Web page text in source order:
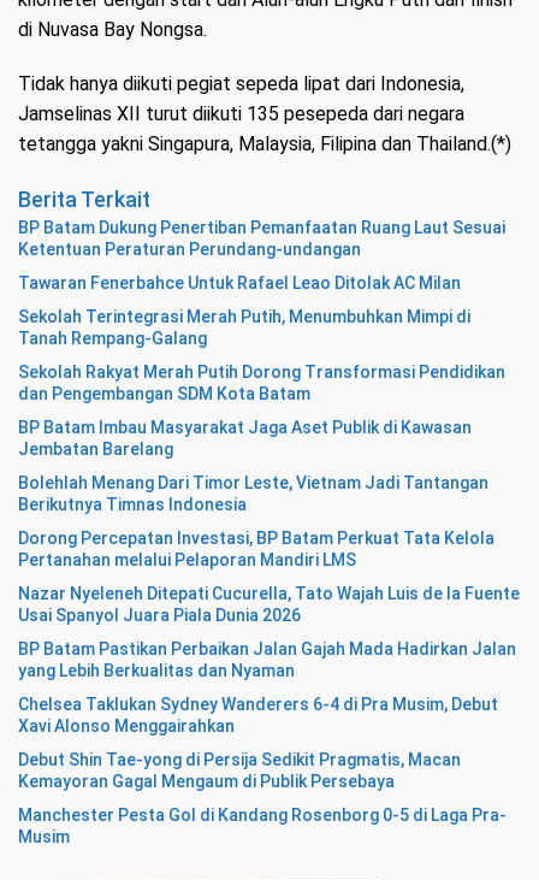
di Nuvasa Bay Nongsa.
Tidak hanya diikuti pegiat sepeda lipat dari Indonesia,
Jamselinas XII turut diikuti 135 pesepeda dari negara
tetangga yakni Singapura, Malaysia, Filipina dan Thailand.(*)
Berita Terkait
BP Batam Dukung Penertiban Pemanfaatan Ruang Laut Sesuai
Ketentuan Peraturan Perundang-undangan
Tawaran Fenerbahce Untuk Rafael Leao Ditolak AC Milan
Sekolah Terintegrasi Merah Putih, Menumbuhkan Mimpi di
Tanah Rempang-Galang
Sekolah Rakyat Merah Putih Dorong Transformasi Pendidikan
dan Pengembangan SDM Kota Batam
BP Batam Imbau Masyarakat Jaga Aset Publik di Kawasan
Jembatan Barelang
Bolehlah Menang Dari Timor Leste, Vietnam Jadi Tantangan
Berikutnya Timnas Indonesia
Dorong Percepatan Investasi, BP Batam Perkuat Tata Kelola
Pertanahan melalui Pelaporan Mandiri LMS
Nazar Nyeleneh Ditepati Cucurella, Tato Wajah Luis de la Fuente
Usai Spanyol Juara Piala Dunia 2026
BP Batam Pastikan Perbaikan Jalan Gajah Mada Hadirkan Jalan
yang Lebih Berkualitas dan Nyaman
Chelsea Taklukan Sydney Wanderers 6-4 di Pra Musim, Debut
Xavi Alonso Menggairahkan
Debut Shin Tae-yong di Persija Sedikit Pragmatis, Macan
Kemayoran Gagal Mengaum di Publik Persebaya
Manchester Pesta Gol di Kandang Rosenborg 0-5 di Laga Pra-
Musim